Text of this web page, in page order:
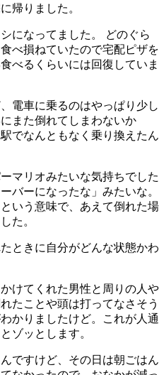
帰りました。
になってました。 どのぐら
べ損ねていたので宅配ピザを
べるくらいには回復していま
電車に乗るのはやっぱり少し
また倒れてしまわないか
でなんともなく乗り換えたん
マリオみたいな気持ちでした
バーになったな」みたいな。
いう意味で、あえて倒れた場
た。
ときに自分がどんな状態かわ
けてくれた男性と周りの人や
たことや頭は打ってなさそう
かりましたけど。これが人通
ゾッとします。
ですけど、その日は朝ごはん